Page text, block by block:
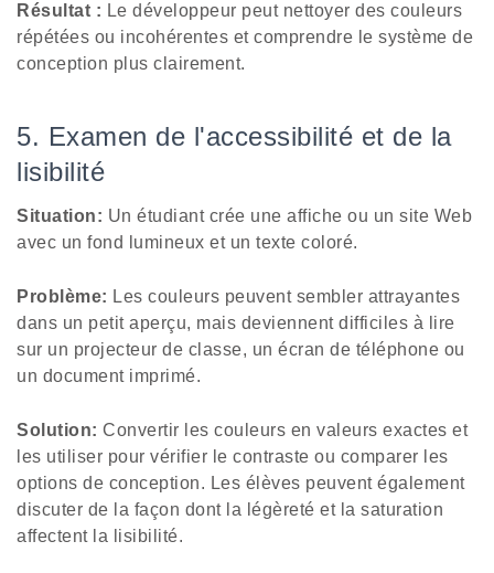
Résultat : Le développeur peut nettoyer des couleurs
répétées ou incohérentes et comprendre le système de
conception plus clairement.
5. Examen de l'accessibilité et de la
lisibilité
Situation: Un étudiant crée une affiche ou un site Web
avec un fond lumineux et un texte coloré.
Problème: Les couleurs peuvent sembler attrayantes
dans un petit aperçu, mais deviennent difficiles à lire
sur un projecteur de classe, un écran de téléphone ou
un document imprimé.
Solution: Convertir les couleurs en valeurs exactes et
les utiliser pour vérifier le contraste ou comparer les
options de conception. Les élèves peuvent également
discuter de la façon dont la légèreté et la saturation
affectent la lisibilité.